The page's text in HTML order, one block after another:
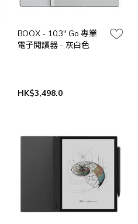
BOOX - 10.3'' Go 專業
電子閱讀器 - 灰白色
HK$3,498.0